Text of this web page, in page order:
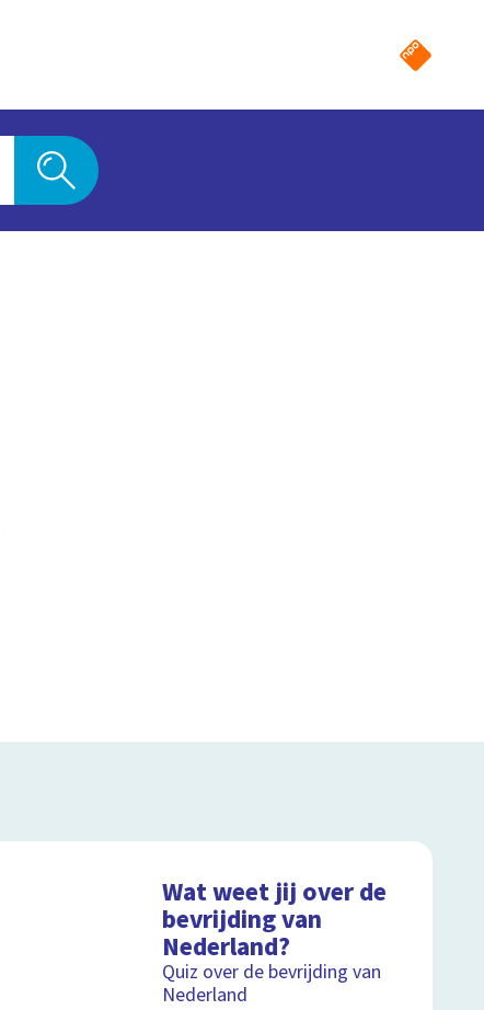
Wat weet jij over de
bevrijding van
Nederland?
Quiz over de bevrijding van
Nederland